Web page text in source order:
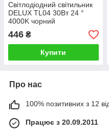
Світлодіодний світильник
DELUX TL04 30Вт 24 °
4000K чорний
446 ₴
Купити
Про нас
100% позитивних з 12
Працює з 20.09.2011